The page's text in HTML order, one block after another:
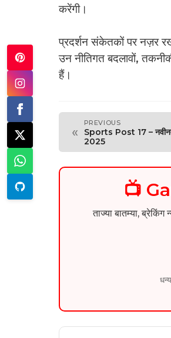
करेंगी।
प्रदर्शन संकेतकों पर नज़र
उन नीतिगत बदलावों,
हैं।
«
PREVIOUS
Sports Post 17 –
2025
📺
ताज्या बातम्या,